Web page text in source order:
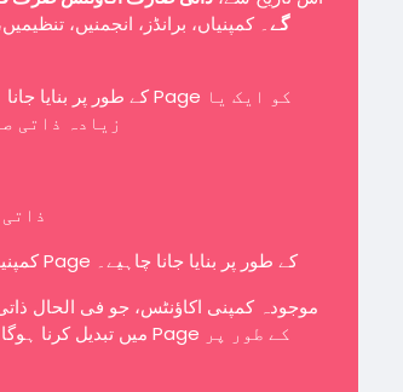
گے۔ کمپنیاں، برانڈز، انجمنیں،
زیادہ ذاتی
کمپنیوں، برانڈز، انجمنوں، تنظیموں اور منصوبوں کو Page کے طور پر بنایا جانا چاہیے۔
موجودہ کمپنی اکاؤنٹس، جو فی الحال